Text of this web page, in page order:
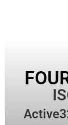
Active